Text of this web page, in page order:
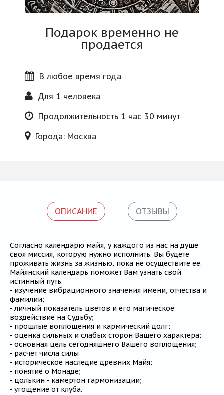
Блог
Подарок временно не
продается
В любое время года
Для 1 человека
Продолжительность 1 час 30 минут
Города: Москва
ОПИСАНИЕ ОТЗЫВЫ
Согласно календарю майя, у каждого из нас на душе
своя миссия, которую нужно исполнить. Вы будете
проживать жизнь за жизнью, пока не осуществите ее.
Майянский календарь поможет Вам узнать свой
истинный путь.
- изучение вибрационного значения имени, отчества и
фамилии;
- личный показатель цветов и его магическое
воздействие на Судьбу;
- прошлые воплощения и кармический долг;
- оценка сильных и слабых сторон Вашего характера;
- основная цель сегодняшнего Вашего воплощения;
- расчет числа силы
- историческое наследие древних Майя;
- понятие о Монаде;
- цолькин - камертон гармонизации;
- угощение от клуба.